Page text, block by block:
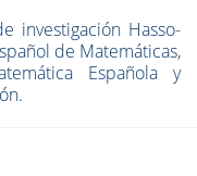
investigación Hasso-
de Matemáticas,
Española y